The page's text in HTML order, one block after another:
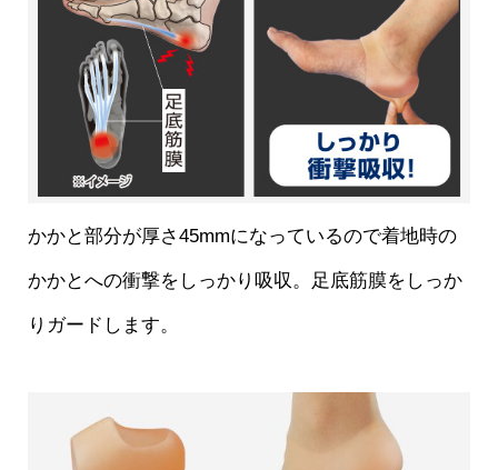
かかと部分が厚さ45mmになっているので着地時の
かかとへの衝撃をしっかり吸収。足底筋膜をしっか
りガードします。